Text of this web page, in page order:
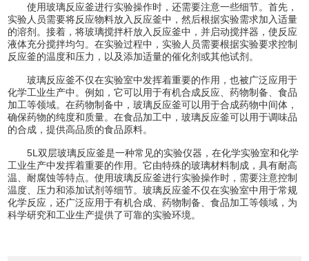
使用玻璃反应釜进行实验操作时，还需要注意一些细节。首先，
实验人员需要将反应物料放入反应釜中，然后根据实验需求加入适量
的溶剂。接着，将玻璃搅拌杆放入反应釜中，并启动搅拌器，使反应
液体充分搅拌均匀。在实验过程中，实验人员需要根据实验要求控制
反应釜的温度和压力，以及添加适量的催化剂或其他试剂。
玻璃反应釜不仅在实验室中发挥着重要的作用，也被广泛应用于
化学工业生产中。例如，它可以用于有机合成反应、药物制备、食品
加工等领域。在药物制备中，玻璃反应釜可以用于合成药物中间体，
确保药物的纯度和质量。在食品加工中，玻璃反应釜可以用于调味品
的合成，提供高品质的食品原料。
5L双层玻璃反应釜是一种常见的实验仪器，在化学实验室和化学
工业生产中发挥着重要的作用。它由特殊的玻璃材料制成，具有耐高
温、耐腐蚀等特点。使用玻璃反应釜进行实验操作时，需要注意控制
温度、压力和添加试剂等细节。玻璃反应釜不仅在实验室中用于常规
化学反应，还广泛应用于有机合成、药物制备、食品加工等领域，为
科学研究和工业生产提供了可靠的实验环境。